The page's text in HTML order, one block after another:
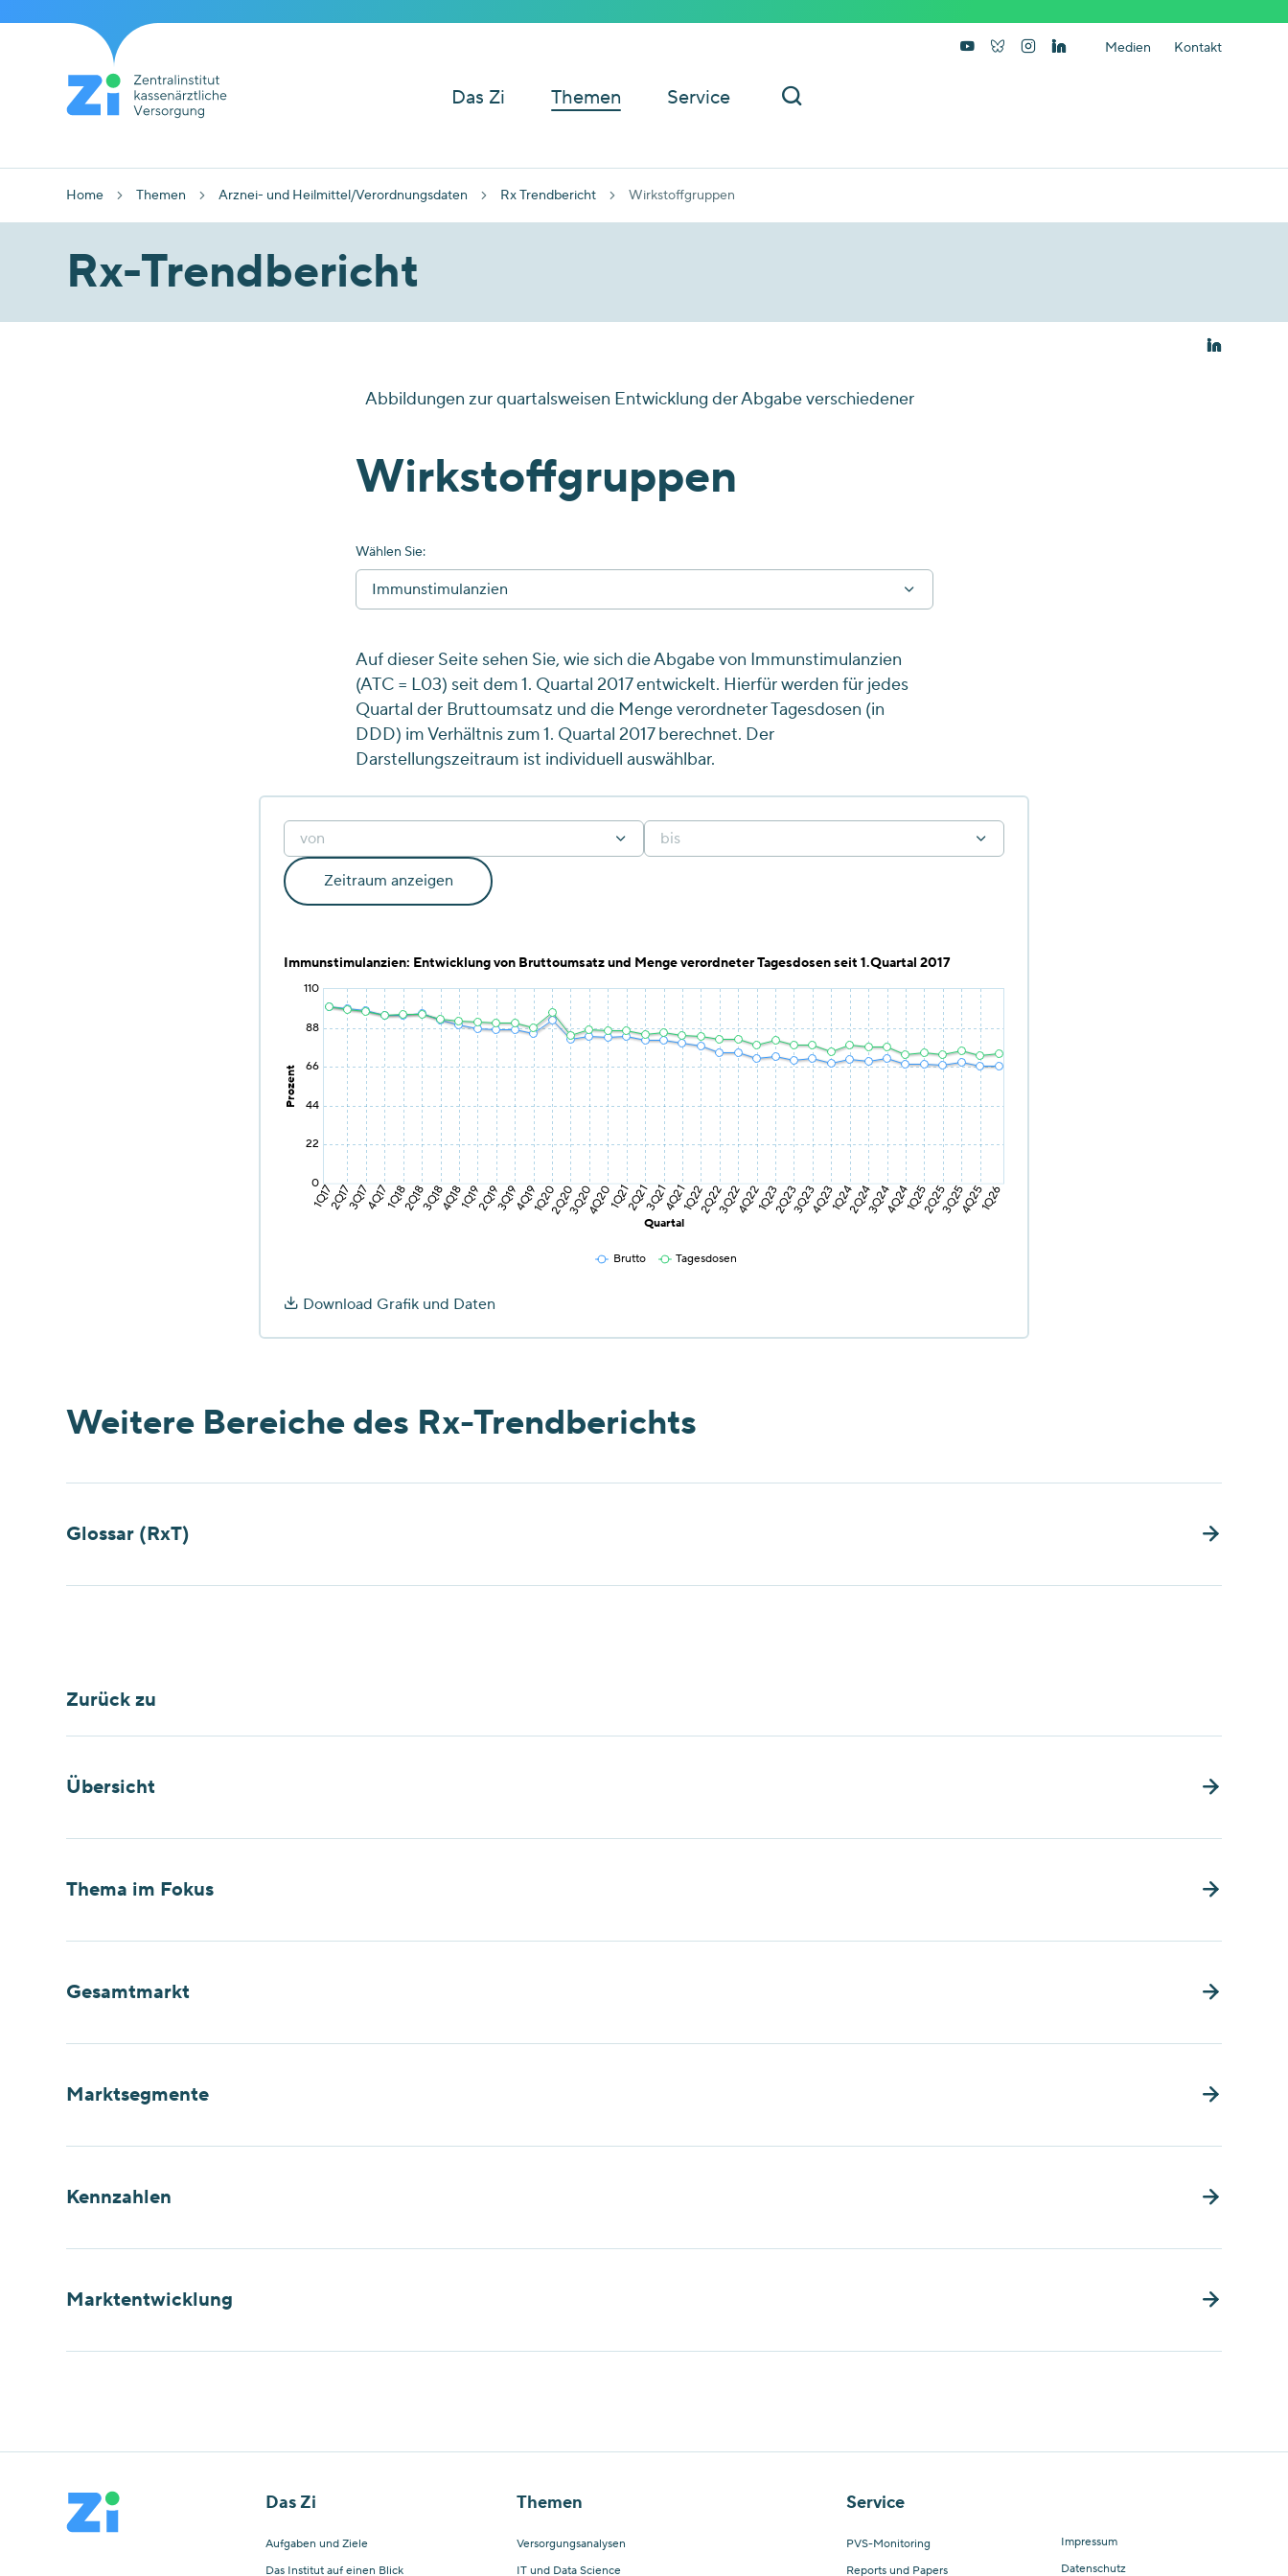
Das Zi Themen Service
Medien Kontakt
Home Themen Arznei- und Heilmittel/Verordnungsdaten Rx Trendbericht Wirkstoffgruppen
Rx-Trendbericht
Abbildungen zur quartalsweisen Entwicklung der Abgabe verschiedener
Wirkstoffgruppen
Wählen Sie:
Immunstimulanzien
Auf dieser Seite sehen Sie, wie sich die Abgabe von Immunstimulanzien
(ATC = L03) seit dem 1. Quartal 2017 entwickelt. Hierfür werden für jedes
Quartal der Bruttoumsatz und die Menge verordneter Tagesdosen (in
DDD) im Verhältnis zum 1. Quartal 2017 berechnet. Der
Darstellungszeitraum ist individuell auswählbar.
von bis
Zeitraum anzeigen
Quartal
Prozent
0
22
44
66
88
110
1Q172Q173Q174Q171Q182Q183Q184Q181Q192Q193Q194Q191Q202Q203Q204Q201Q212Q213Q214Q211Q222Q223Q224Q221Q232Q233Q234Q231Q242Q243Q244Q241Q252Q253Q254Q251Q26
Brutto Tagesdosen
Immunstimulanzien: Entwicklung von Bruttoumsatz und Menge verordneter Tagesdosen seit 1.Quartal 2017
Download Grafik und Daten
Weitere Bereiche des Rx-Trendberichts
Glossar (RxT)
Zurück zu
Übersicht
Thema im Fokus
Gesamtmarkt
Marktsegmente
Kennzahlen
Marktentwicklung
Das Zi
Aufgaben und Ziele
Das Institut auf einen Blick
Themen
Versorgungsanalysen
IT und Data Science
Service
PVS-Monitoring
Reports und Papers
Impressum
Datenschutz